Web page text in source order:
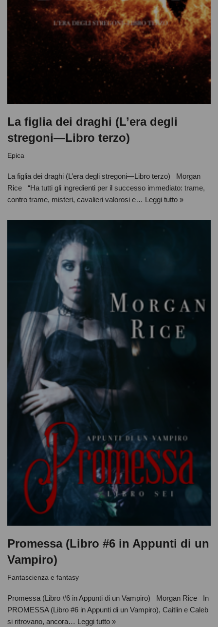
La figlia dei draghi (L’era degli
stregoni—Libro terzo)
Epica
La figlia dei draghi (L’era degli stregoni—Libro terzo) Morgan
Rice “Ha tutti gli ingredienti per il successo immediato: trame,
contro trame, misteri, cavalieri valorosi e… Leggi tutto »
Promessa (Libro #6 in Appunti di un
Vampiro)
Fantascienza e fantasy
Promessa (Libro #6 in Appunti di un Vampiro) Morgan Rice In
PROMESSA (Libro #6 in Appunti di un Vampiro), Caitlin e Caleb
si ritrovano, ancora… Leggi tutto »